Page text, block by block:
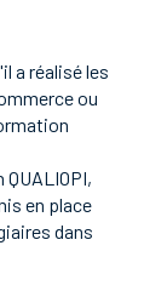
a réalisé les
ou
en place
dans